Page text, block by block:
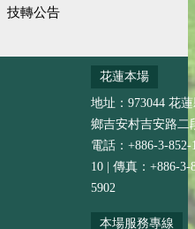
技轉公告
花蓮本場
地址：973044 花
鄉吉安村吉安路二
電話：+886-3-852-
10 | 傳真：+886-3-
5902
本場服務專線